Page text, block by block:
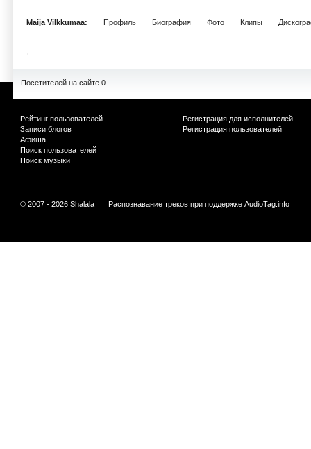
Maija Vilkkumaa: Профиль Биография Фото Клипы
Посетителей на сайте 0
Рейтинг пользователей
Записи блогов
Афиша
Поиск пользователей
Поиск музыки
Регистрация для исполнителей
Регистрация пользователей
© 2007 - 2026 Shalala Распознавание треков при поддержке AudioTag.info